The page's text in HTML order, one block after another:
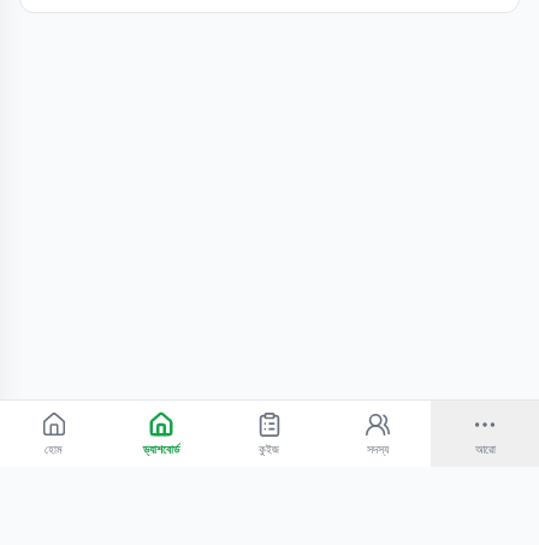
হোম ড্যাশবোর্ড কুইজ সদস্য আরো